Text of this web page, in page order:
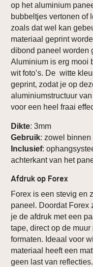
op het aluminium
bubbeltjes vertonen of
zoals dat wel kan
materiaal geprint
dibond paneel worden
Aluminium is erg mooi
wit foto’s. De witte
geprint, zodat je op
aluminiumstructuur
voor een heel fraai
Dikte: 3mm
Gebruik: zowel binnen
Inclusief:
achterkant van het
Afdruk op Forex
Forex is een stevig en
paneel. Doordat Forex
je de afdruk met een
tape, direct op de
formaten. Ideaal voor
materiaal heeft een
geen last van reflecties.